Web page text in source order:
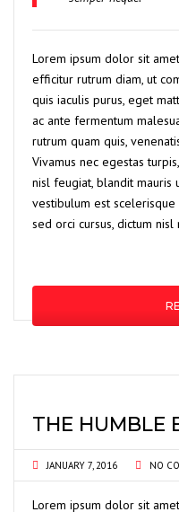
Lorem ipsum dolor sit
efficitur rutrum diam, ut
quis iaculis purus, eget
ac ante fermentum
rutrum quam quis,
Vivamus nec egestas
nisl feugiat, blandit mauris
vestibulum est
sed orci cursus, dictum nisl
THE HUMBLE
JANUARY 7, 2016 NO
Lorem ipsum dolor sit